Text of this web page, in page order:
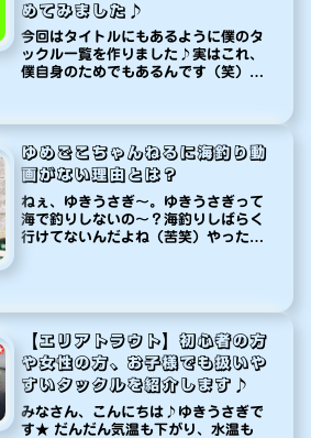
めてみました♪
今回はタイトルにもあるように僕のタ
ックル一覧を作りました♪実はこれ、
僕自身のためでもあるんです（笑）使
（苦笑）ですので、この記事に現在使
用しているタックルを全て記載してお
こうと...
ゆめごこちゃんねるに海釣り動
画がない理由とは？
ねぇ、ゆきうさぎ〜。ゆきうさぎって
海で釣りしないの〜？海釣りしばらく
行けてないんだよね（苦笑）やったこ
【エリアトラウト】初心者の方
や女性の方、お子様でも扱いや
すいタックルを紹介します♪
みなさん、こんにちは♪ゆきうさぎで
す★ だんだん気温も下がり、水温も